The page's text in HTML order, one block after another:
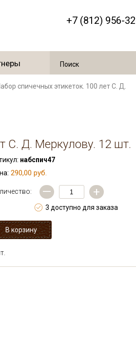
+7 (812) 956-
спичечных этикеток. 100 лет С. Д.
С. Д. Меркулову. 12 шт.
набспич47
290,00 руб.
— +
3 доступно для заказа